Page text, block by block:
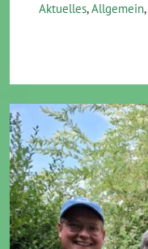
Aktuelles,Allgemein,